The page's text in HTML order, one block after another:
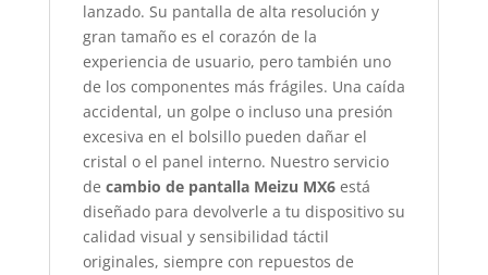
lanzado. Su pantalla de alta resolución y
gran tamaño es el corazón de la
experiencia de usuario, pero también uno
de los componentes más frágiles. Una caída
accidental, un golpe o incluso una presión
excesiva en el bolsillo pueden dañar el
cristal o el panel interno. Nuestro servicio
de cambio de pantalla Meizu MX6está
diseñado para devolverle a tu dispositivo su
calidad visual y sensibilidad táctil
originales, siempre con repuestos de